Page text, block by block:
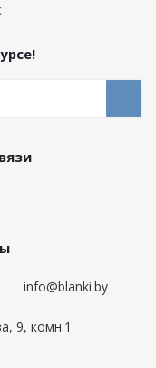
info@blanki.by
9, комн.1